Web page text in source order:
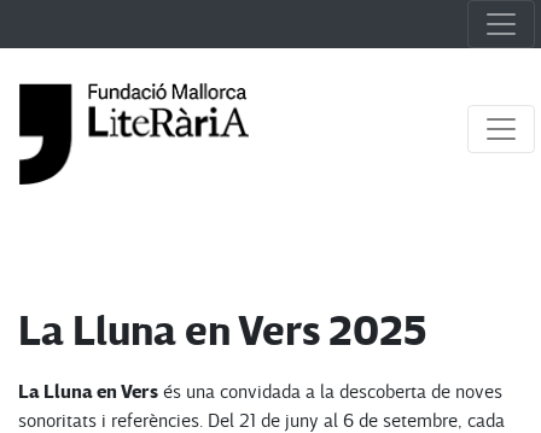
La Lluna en Vers 2025
La Lluna en Vers és una convidada a la descoberta de noves
sonoritats i referències. Del 21 de juny al 6 de setembre, cada